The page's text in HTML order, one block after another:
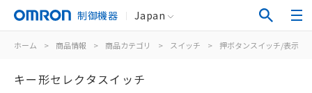
制御機器 Japan
ホーム > 商品情報 > 商品カテゴリ > スイッチ > 押ボタンスイッチ/表示灯
キー形セレクタスイッチ